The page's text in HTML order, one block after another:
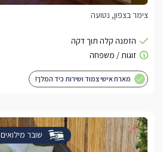
צימר בצפון, נטועה
מארח אישי צמוד ושירות כיד המלך!
שובר מילואים